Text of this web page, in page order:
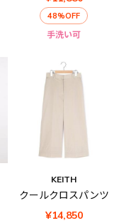
48%OFF
手洗い可
KEITH
クールクロスパンツ
¥14,850